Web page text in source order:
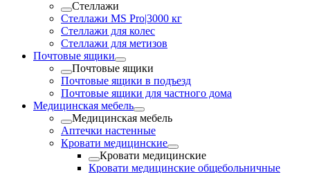
Стеллажи
Стеллажи MS Pro|3000 кг
Стеллажи для колес
Стеллажи для метизов
Почтовые ящики
Почтовые ящики
Почтовые ящики в подъезд
Почтовые ящики для частного дома
Медицинская мебель
Медицинская мебель
Аптечки настенные
Кровати медицинские
Кровати медицинские
Кровати медицинские общебольничные